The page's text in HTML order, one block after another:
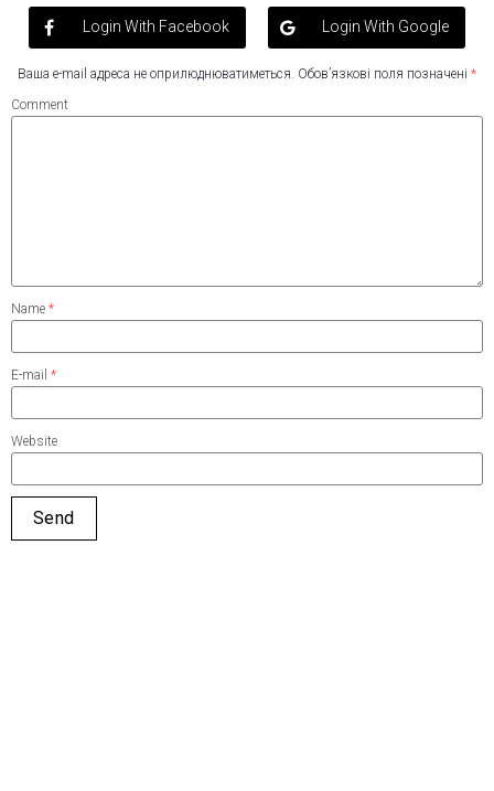
Login With Facebook Login With Google
Ваша e-mail адреса не оприлюднюватиметься. Обов’язкові поля позначені *
Comment
Name *
E-mail *
Website